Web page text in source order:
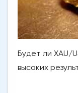
Будет ли XAU/
высоких